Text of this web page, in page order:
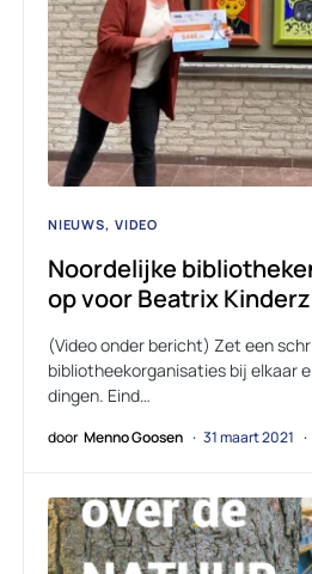
NIEUWS VIDEO
Noordelijke
op voor Beatrix
(Video onder bericht) Zet een
bibliotheekorganisaties bij elkaar
dingen. Eind…
door Menno Goosen 31 maart 2021